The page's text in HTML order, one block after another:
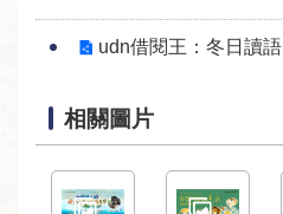
udn借閱王：冬日讀語
相關圖片